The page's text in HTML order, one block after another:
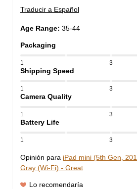
Traducir a Español
Age Range: 35-44
Packaging
1 3
Shipping Speed
1 3
Camera Quality
1 3
Battery Life
1 3
Opinión para iPad mini (5th Gen,
Gray (Wi-Fi) - Great
Lo recomendaría